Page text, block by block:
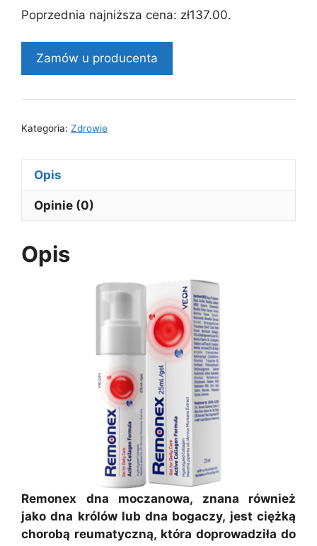
wynosiła:wynosi:
Poprzednia najniższa cena: zł137.00.
Zamów u producenta
Kategoria: Zdrowie
Opis
Opinie (0)
Opis
Remonex dna moczanowa, znana również
jako dna królów lub dna bogaczy, jest ciężką
chorobą reumatyczną, która doprowadziła do